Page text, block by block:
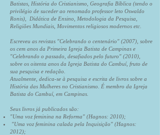
Batistas, História do Cristianismo, Geografia Bíblica (tendo o
privilégio de suceder ao renomado professor leto Oswaldo
Ronis), Didática de Ensino, Metodologia da Pesquisa,
Religiões Mundiais, Movimentos religiosos modernos etc.
Escreveu as revistas "Celebrando o centenário" (2007), sobre
os cem anos da Primeira Igreja Batista de Campinas e
"Celebrando o passado, desafiados pelo futuro" (2010),
sobre os oitenta anos da Igreja Batista do Cambuí, fruto de
sua pesquisa e redação.
Atualmente, dedica-se à pesquisa e escrita de livros sobre a
História das Mulheres no Cristianismo. É membro da Igreja
Batista do Cambuí, em Campinas.
Seus livros já publicados são:
"Uma voz feminina na Reforma" (Hagnos: 2010);
"Uma voz feminina calada pela Inquisição" (Hagnos:
2012);